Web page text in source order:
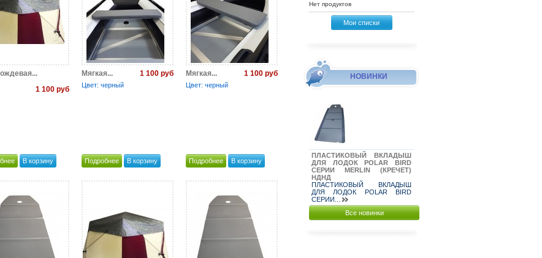
1 100 руб
В корзину
Мягкая... 1 100 руб
Цвет: черный
Подробнее В корзину
Мягкая... 1 100 руб
Цвет: черный
Подробнее В корзину
Нет продуктов
Мои списки
НОВИНКИ
ПЛАСТИКОВЫЙ ВКЛАДЫШ
ДЛЯ ЛОДОК POLAR BIRD
СЕРИИ MERLIN (КРЕЧЕТ)
НДНД
ПЛАСТИКОВЫЙ ВКЛАДЫШ
ДЛЯ ЛОДОК POLAR BIRD
СЕРИИ...
Все новинки